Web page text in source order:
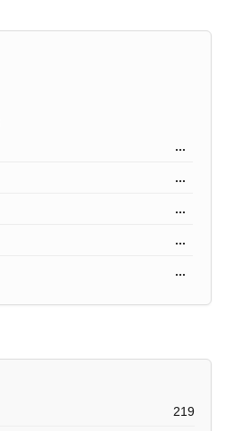
...
...
...
...
...
219